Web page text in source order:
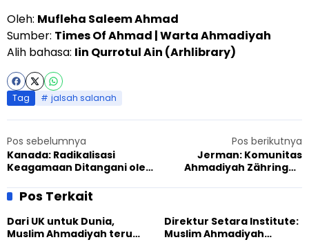
Oleh: Mufleha Saleem Ahmad
Sumber: Times Of Ahmad | Warta Ahmadiyah
Alih bahasa: Iin Qurrotul Ain (Arhlibrary)
Tag jalsah salanah
Pos sebelumnya
Kanada: Radikalisasi
Keagamaan Ditangani oleh
Pos berikutnya
Jerman: Komunitas
Ahmadiyah Zähringen
mereka pada masyarakat
Pos Terkait
Dari UK untuk Dunia,
Muslim Ahmadiyah terus
Direktur Setara Institute:
Muslim Ahmadiyah